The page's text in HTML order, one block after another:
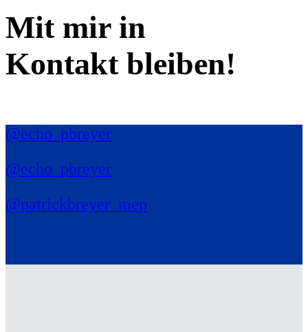
Mit mir in
Kontakt bleiben!
@echo_pbreyer
@echo_pbreyer
@patrickbreyer_mep